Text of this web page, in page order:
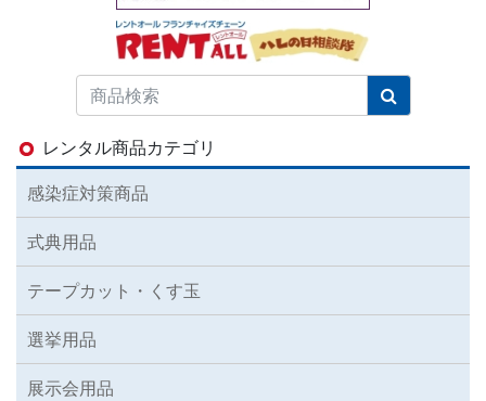
レンタル商品カテゴリ
感染症対策商品
式典用品
テープカット・くす玉
選挙用品
展示会用品